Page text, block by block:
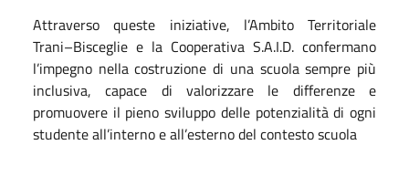
Attraverso queste iniziative, l’Ambito Territoriale
Trani–Bisceglie e la Cooperativa S.A.I.D. confermano
l’impegno nella costruzione di una scuola sempre più
inclusiva, capace di valorizzare le differenze e
promuovere il pieno sviluppo delle potenzialità di ogni
studente all’interno e all’esterno del contesto scuola